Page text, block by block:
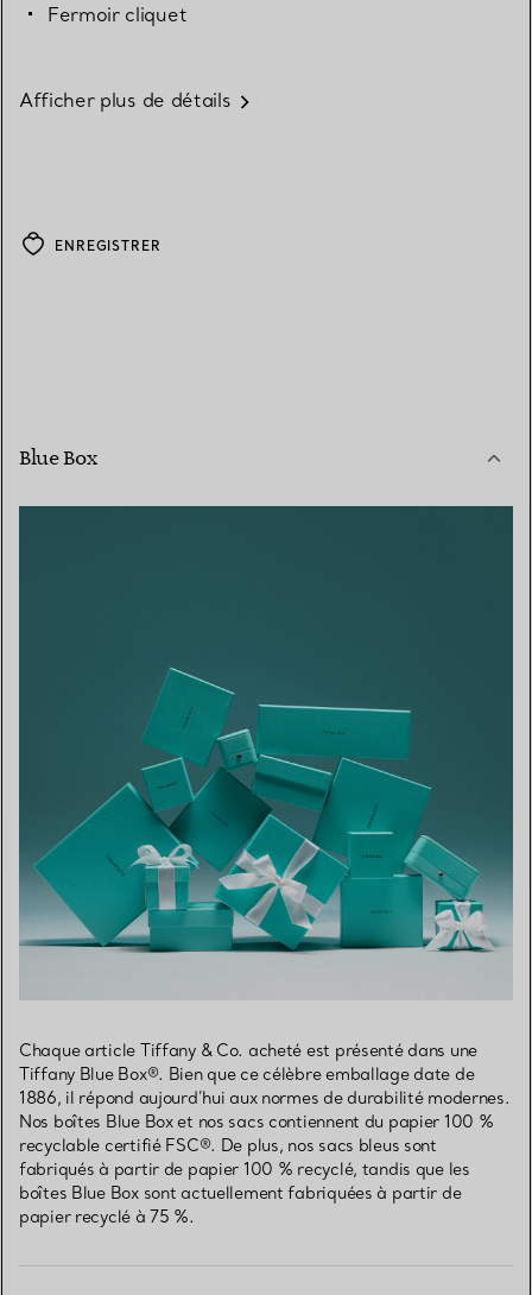
Fermoir cliquet
Afficher plus de détails
ENREGISTRER
Blue Box
Chaque article Tiffany & Co. acheté est présenté dans une
Tiffany Blue Box®. Bien que ce célèbre emballage date de
1886, il répond aujourd’hui aux normes de durabilité modernes.
Nos boîtes Blue Box et nos sacs contiennent du papier 100 %
recyclable certifié FSC®. De plus, nos sacs bleus sont
fabriqués à partir de papier 100 % recyclé, tandis que les
boîtes Blue Box sont actuellement fabriquées à partir de
papier recyclé à 75 %.